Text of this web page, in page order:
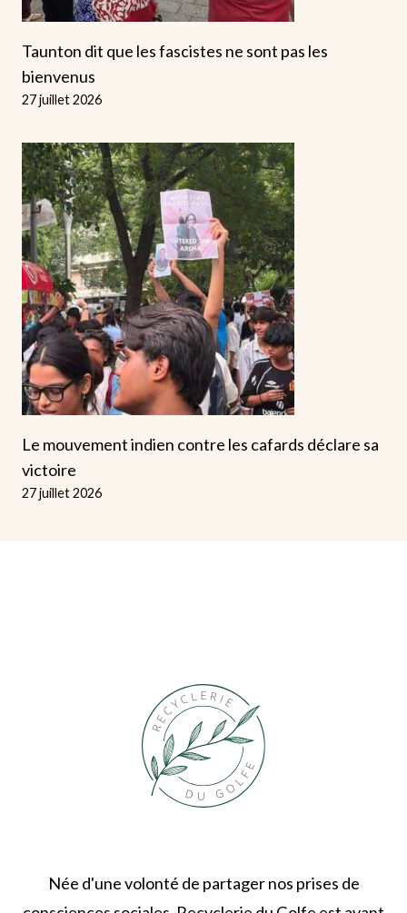
Taunton dit que les fascistes ne sont pas les
bienvenus
27 juillet 2026
Le mouvement indien contre les cafards déclare sa
victoire
27 juillet 2026
Née d'une volonté de partager nos prises de